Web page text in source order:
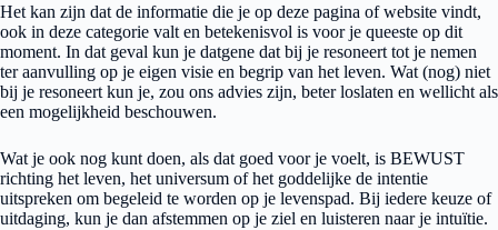
Het kan zijn dat de informatie die je op deze pagina of website vindt,
ook in deze categorie valt en betekenisvol is voor je queeste op dit
moment. In dat geval kun je datgene dat bij je resoneert tot je nemen
ter aanvulling op je eigen visie en begrip van het leven. Wat (nog) niet
bij je resoneert kun je, zou ons advies zijn, beter loslaten en wellicht als
een mogelijkheid beschouwen.
Wat je ook nog kunt doen, als dat goed voor je voelt, is BEWUST
richting het leven, het universum of het goddelijke de intentie
uitspreken om begeleid te worden op je levenspad. Bij iedere keuze of
uitdaging, kun je dan afstemmen op je ziel en luisteren naar je intuïtie.